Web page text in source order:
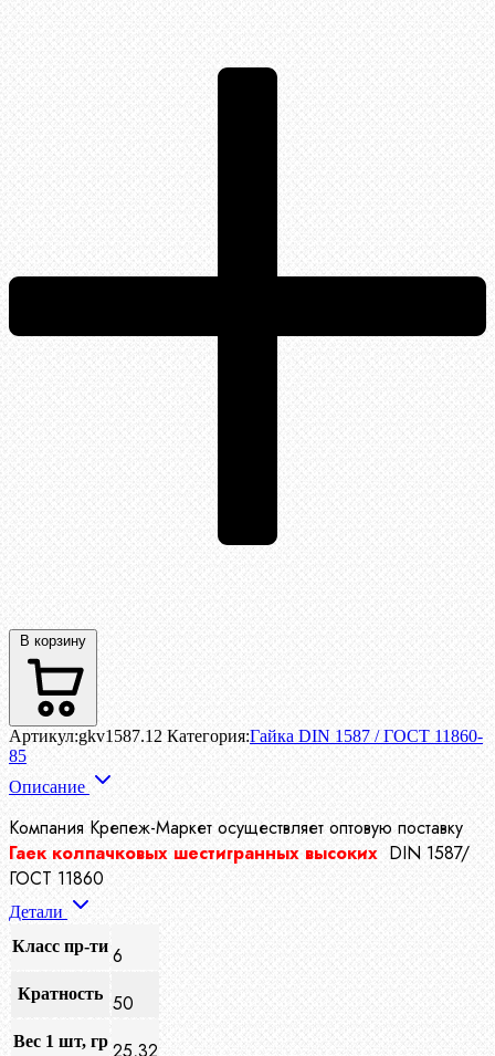
В корзину
Артикул:gkv1587.12 Категория:Гайка DIN 1587 / ГОСТ 11860-
85
Описание
Компания Крепеж-Маркет осуществляет оптовую поставку
Гаек колпачковых шестигранных высоких DIN 1587/
ГОСТ 11860
Детали
Класс пр-ти 6
Кратность 50
Вес 1 шт, гр